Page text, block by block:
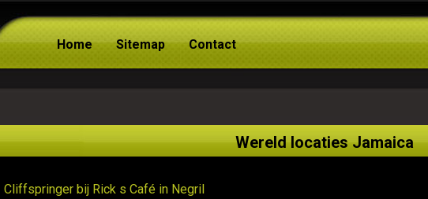
Home Sitemap Contact
Wereld locaties Jamaica
Cliffspringer bij Rick s Café in Negril